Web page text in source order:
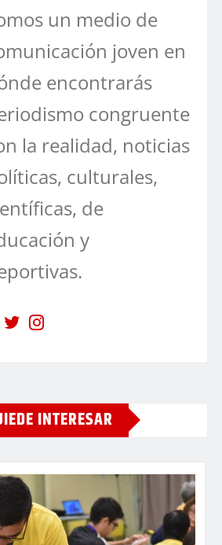
un medio de
joven en
encontrarás
congruente
la realidad, noticias
culturales,
de
y
INTERESAR